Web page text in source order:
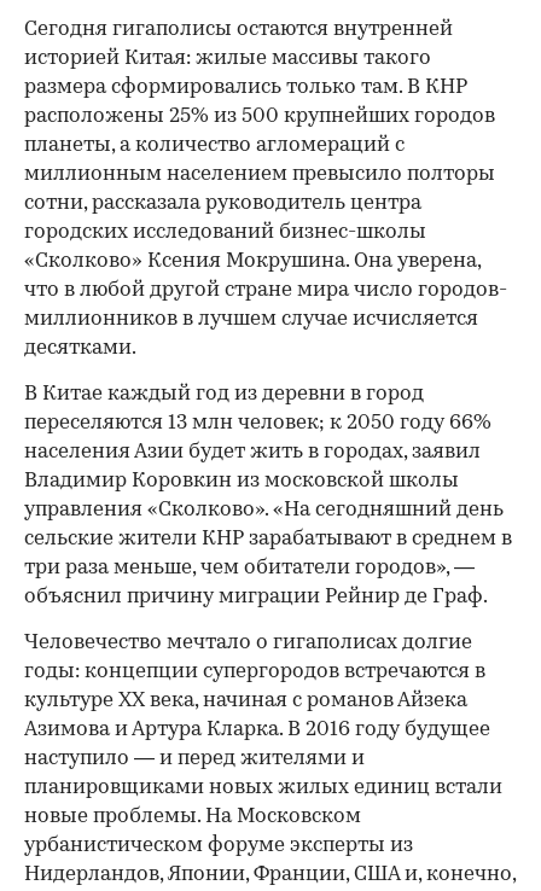
Сегодня гигаполисы остаются внутренней
историей Китая: жилые массивы такого
размера сформировались только там. В КНР
расположены 25% из 500 крупнейших городов
планеты, а количество агломераций с
миллионным населением превысило полторы
сотни, рассказала руководитель центра
городских исследований бизнес-школы
«Сколково» Ксения Мокрушина. Она уверена,
что в любой другой стране мира число городов-
миллионников в лучшем случае исчисляется
десятками.
В Китае каждый год из деревни в город
переселяются 13 млн человек; к 2050 году 66%
населения Азии будет жить в городах, заявил
Владимир Коровкин из московской школы
управления «Сколково». «На сегодняшний день
сельские жители КНР зарабатывают в среднем в
три раза меньше, чем обитатели городов», —
объяснил причину миграции Рейнир де Граф.
Человечество мечтало о гигаполисах долгие
годы: концепции супергородов встречаются в
культуре XX века, начиная с романов Айзека
Азимова и Артура Кларка. В 2016 году будущее
наступило — и перед жителями и
планировщиками новых жилых единиц встали
новые проблемы. На Московском
урбанистическом форуме эксперты из
Нидерландов, Японии, Франции, США и, конечно,